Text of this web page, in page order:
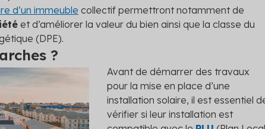
d’un immeuble collectif permettront notamment de
et d’améliorer la valeur du bien ainsi que la classe du
(DPE).
?
Avant de démarrer des travaux
pour la mise en place d’une
installation solaire, il est essentiel
vérifier si leur installation est